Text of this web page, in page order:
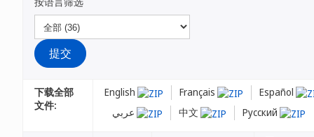
下载全部
文件:
English Français
Español
中文 Русский